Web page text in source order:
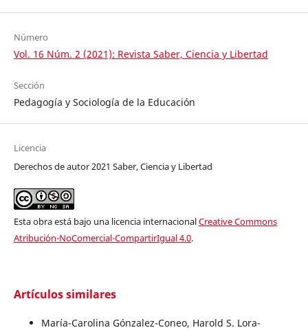
Número
Vol. 16 Núm. 2 (2021): Revista Saber, Ciencia y Libertad
Sección
Pedagogía y Sociología de la Educación
Licencia
Derechos de autor 2021 Saber, Ciencia y Libertad
Esta obra está bajo una licencia internacionalCreative Commons
Atribución-NoComercial-CompartirIgual 4.0.
Artículos similares
María-Carolina Gónzalez-Coneo, Harold S. Lora-